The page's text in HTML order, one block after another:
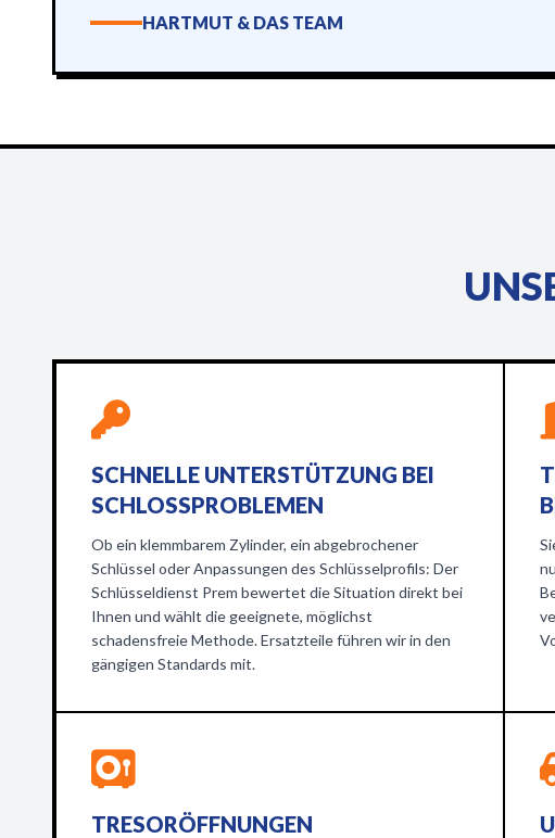
HARTMUT & DAS TEAM
SCHNELLE UNTERSTÜTZUNG BEI
SCHLOSSPROBLEMEN
Ob ein klemmbarem Zylinder, ein abgebrochener
Schlüssel oder Anpassungen des Schlüsselprofils: Der
Schlüsseldienst Prem bewertet die Situation direkt bei
Ihnen und wählt die geeignete, möglichst
schadensfreie Methode. Ersatzteile führen wir in den
gängigen Standards mit.
TRESORÖFFNUNGEN